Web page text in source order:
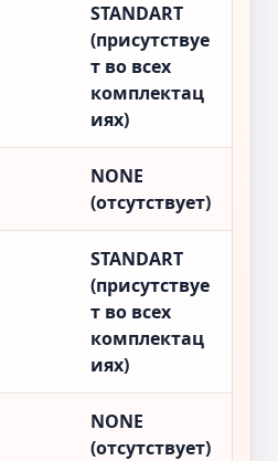
STANDART
(присутствуе
т во всех
комплектац
иях)
NONE
(отсутствует)
STANDART
(присутствуе
т во всех
комплектац
иях)
NONE
(отсутствует)